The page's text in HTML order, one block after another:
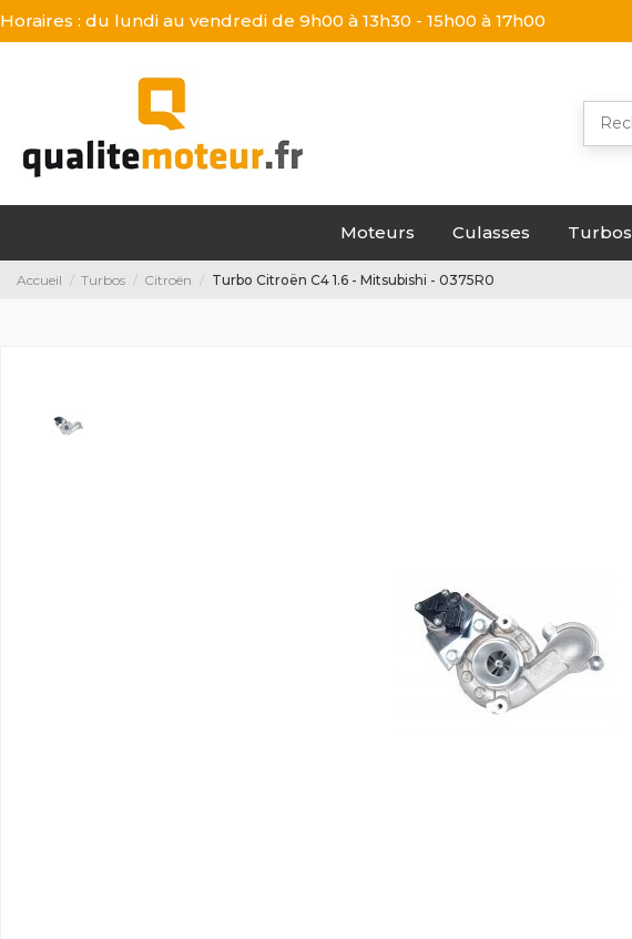
Horaires : du lundi au vendredi de 9h00 à 13h30 - 15h00 à 17h00
Moteurs Culasses Turbos
Accueil Turbos Citroën Turbo Citroën C4 1.6 - Mitsubishi - 0375R0